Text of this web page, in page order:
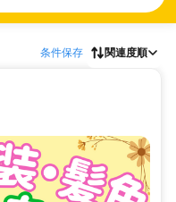
条件保存 関連度順